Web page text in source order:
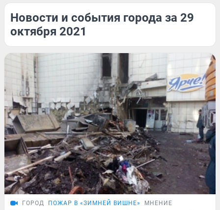
Новости и события города за 29
октября 2021
ГОРОД ПОЖАР В «ЗИМНЕЙ ВИШНЕ» МНЕНИЕ